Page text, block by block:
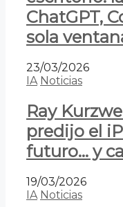
ChatGPT,
sola
23/03/2026
IA Noticias
Ray
predijo el
futuro… y
19/03/2026
IA Noticias